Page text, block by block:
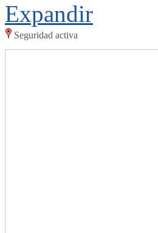
Expandir
Seguridad activa